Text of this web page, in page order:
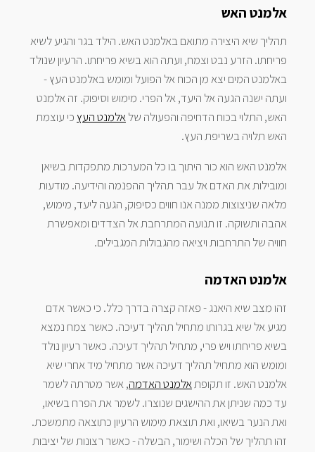
אלמנט האש
תהליך שיא היצירה מתואם באלמנט האש. הילד בגר והגיע לשיא
פריחתו. הזרע נבט וצמח, ועתה הוא בשיא פריחתו. הרעיון שנולד
באלמנט המים יצא מן הכוח אל הפועל ומומש באלמנט העץ -
ועתה ישנה הגעה אל היעד, אל הפרי. מימוש וסיפוק. זה אלמנט
האש, התלוי בכוח הדחיפה והפעולה שלאלמנט העץ כי עוצמת
האש תלויה בשריפת העץ.
אלמנט האש הוא כור היתוך בו כל המערכות מתפקדות בשיאן
ומובילות את האדם אל עבר תהליך ההפנמה והידיעה. מודעות
מלאה שניצוצות ממנה אנו חווים כסיפוק, הגעה ליעד, מימוש,
אהבה ותשוקה. זו תנועה המתרחבת אל הצדדים ומאפשרת
חוויה של התרחבות ויציאה מהגבולות המגבילים.
אלמנט האדמה
זהו מצב שיא היאנג - פאזה קצרה בדרך כלל. כי כאשר אדם
מגיע אל שיא בגרותו מתחיל תהליך דעיכה. כאשר צמח נמצא
בשיא פריחתו ויש פרי, מתחיל תהליך דעיכה. כאשר רעיון נולד
ומומש הוא מתחיל תהליך דעיכה אשר מתחיל מיד אחרי שיא
אלמנט האש. זו תקופתאלמנט האדמה, אשר מטרתה לשמר
עד כמה שניתן את ההישגים שנוצרו. לשמר את הפרח בשיאו,
ואת הנער בשיאו, ואת תוצאת מימוש הרעיון כתוצאה מתמשכת.
זהו תהליך של הכלה ושימור, הבשלה - כאשר רצונות של יציבות